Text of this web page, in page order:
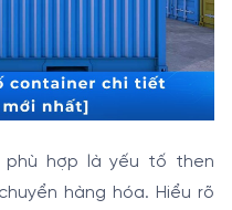
phù hợp là yếu tố then
hàng hóa. Hiểu rõ